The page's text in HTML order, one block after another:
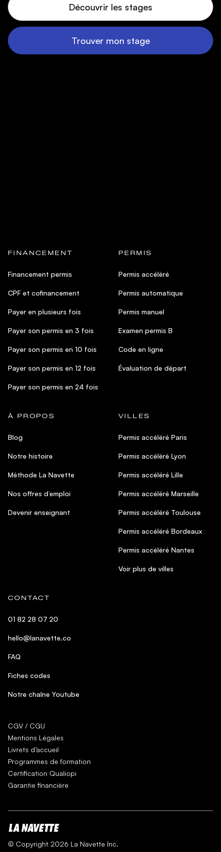
Découvrir les stages
Trouver mon stage
FINANCEMENT
Financement permis
CPF et cofinancement
Payer en plusieurs fois
Payer son permis en 3 fois
Payer son permis en 10 fois
Payer son permis en 12 fois
Payer son permis en 24 fois
PERMIS
Permis accéléré
Permis automatique
Permis manuel
Examen permis B
Code en ligne
Évaluation de départ
À PROPOS
Blog
Notre histoire
Méthode La Navette
Nos offres d’emploi
Devenir enseignant
VILLES
Permis accéléré Paris
Permis accéléré Lyon
Permis accéléré Lille
Permis accéléré Marseille
Permis accéléré Toulouse
Permis accéléré Bordeaux
Permis accéléré Nantes
Voir plus de villes
CONTACT
01 82 28 07 20
hello@lanavette.co
FAQ
Fiches codes
Notre chaîne Youtube
CGV / CGU
Mentions Légales
Livrets d’accueil
Programmes de formation
Certification Qualiopi
Garantie financière
© Copyright 2026 La Navette Inc.